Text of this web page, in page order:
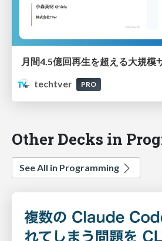
techtver
PRO
Other Decks in
See All in Programming